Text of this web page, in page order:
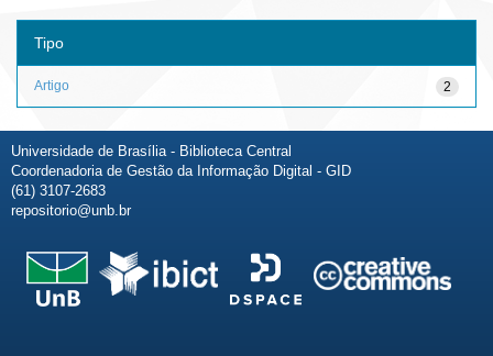
Tipo
2
Artigo
Universidade de Brasília - Biblioteca Central
Coordenadoria de Gestão da Informação Digital - GID
(61) 3107-2683
repositorio@unb.br